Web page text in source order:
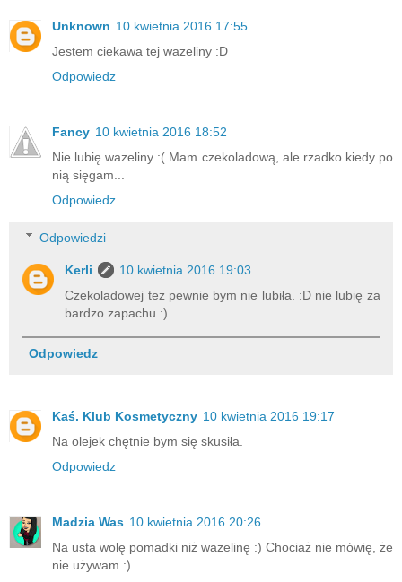
Unknown 10 kwietnia 2016 17:55
Jestem ciekawa tej wazeliny :D
Odpowiedz
Fancy 10 kwietnia 2016 18:52
Nie lubię wazeliny :( Mam czekoladową, ale rzadko kiedy po
nią sięgam...
Odpowiedz
Odpowiedzi
Kerli
10 kwietnia 2016 19:03
Czekoladowej tez pewnie bym nie lubiła. :D nie lubię za
bardzo zapachu :)
Odpowiedz
Kaś. Klub Kosmetyczny 10 kwietnia 2016 19:17
Na olejek chętnie bym się skusiła.
Odpowiedz
Madzia Was 10 kwietnia 2016 20:26
Na usta wolę pomadki niż wazelinę :) Chociaż nie mówię, że
nie używam :)